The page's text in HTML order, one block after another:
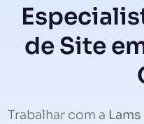
de Site
Trabalhar com a